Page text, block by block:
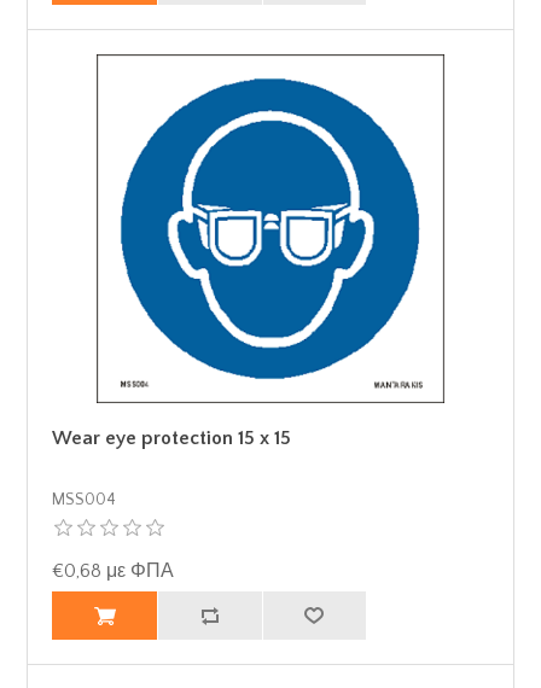
Wear eye protection 15 x 15
MSS004
€0,68 με ΦΠΑ